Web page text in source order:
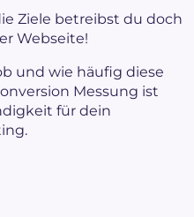
Ziele betreibst du doch
Webseite!
und wie häufig diese
Messung ist
für dein